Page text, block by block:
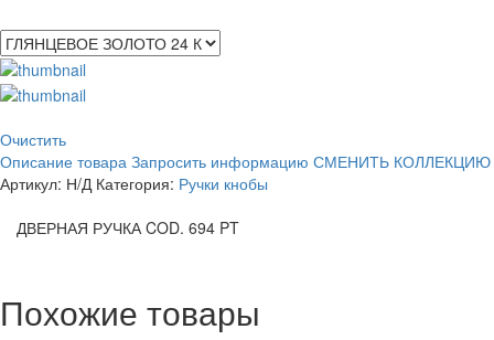
Очистить
Описание товара Запросить информацию СМЕНИТЬ КОЛЛЕКЦИЮ
Артикул: Н/Д Категория: Ручки кнобы
ДВЕРНАЯ РУЧКА COD. 694 PT
Похожие товары